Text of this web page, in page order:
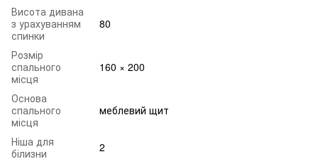
Висота дивана
з урахуванням
спинки
80
Розмір
спального
місця
160 × 200
Основа
спального
місця
меблевий щит
Ніша для
білизни
2